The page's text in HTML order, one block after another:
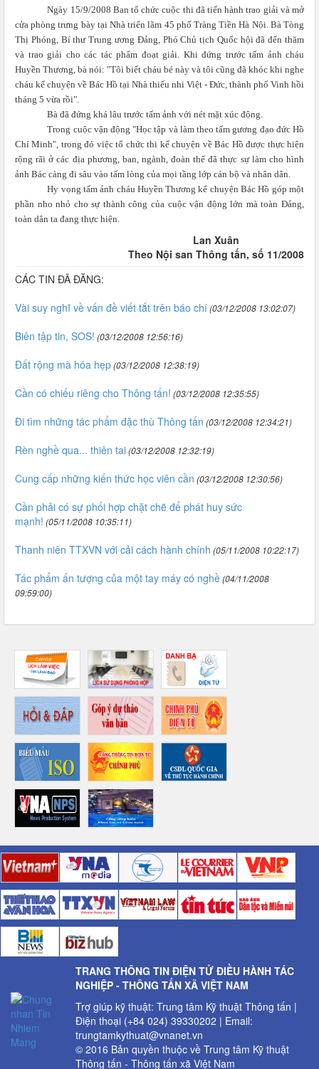
Ngày 15/9/2008 Ban tổ chức cuộc thi đã tiến hành trao giải và mở
cửa phòng trưng bày tại Nhà triển lãm 45 phố Tràng Tiền Hà Nội. Bà Tòng
Thị Phóng, Bí thư Trung ương Đảng, Phó Chủ tịch Quốc hội đã đến thăm
và trao giải cho các tác phẩm đoạt giải. Khi đứng trước tấm ảnh cháu
Huyền Thương, bà nói: "Tôi biết cháu bé này và tôi cũng đã khóc khi nghe
cháu kể chuyện về Bác Hồ tại Nhà thiếu nhi Việt - Đức, thành phố Vinh hồi
tháng 5 vừa rồi".
Bà đã đứng khá lâu trước tấm ảnh với nét mặt xúc động.
Trong cuộc vận động "Học tập và làm theo tấm gương đạo đức Hồ
Chí Minh", trong đó việc tổ chức thi kể chuyện về Bác Hồ được thực hiện
rộng rãi ở các địa phương, ban, ngành, đoàn thể đã thực sự làm cho hình
ảnh Bác càng đi sâu vào tấm lòng của mọi tầng lớp cán bộ và nhân dân.
Hy vọng tấm ảnh cháu Huyền Thương kể chuyện Bác Hồ góp một
phần nho nhỏ cho sự thành công của cuộc vận động lớn mà toàn Đảng,
toàn dân ta đang thực hiện.
Lan Xuân
Theo Nội san Thông tấn, số 11/2008
CÁC TIN ĐÃ ĐĂNG:
Vài suy nghĩ về vấn đề viết tắt trên báo chí(03/12/2008 13:02:07)
Biên tập tin, SOS! (03/12/2008 12:56:16)
Đất rộng mà hóa hẹp(03/12/2008 12:38:19)
Cần có chiếu riêng cho Thông tấn! (03/12/2008 12:35:55)
Đi tìm những tác phẩm đặc thù Thông tấn (03/12/2008 12:34:21)
Rèn nghề qua... thiên tai(03/12/2008 12:32:19)
Cung cấp những kiến thức học viên cần (03/12/2008 12:30:56)
Cần phải có sự phối hợp chặt chẽ để phát huy sức
mạnh! (05/11/2008 10:35:11)
Thanh niên TTXVN với cải cách hành chính (05/11/2008 10:22:17)
Tác phẩm ấn tượng của một tay máy có nghề(04/11/2008
09:59:00)
TRANG THÔNG TIN ĐIỆN TỬ ĐIỀU HÀNH TÁC
NGHIỆP - THÔNG TẤN XÃ VIỆT NAM
Trợ giúp kỹ thuật: Trung tâm Kỹ thuật Thông tấn |
Điện thoại (+84 024) 39330202 | Email:
trungtamkythuat@vnanet.vn
© 2016 Bản quyền thuộc về Trung tâm Kỹ thuật
Thông tấn - Thông tấn xã Việt Nam